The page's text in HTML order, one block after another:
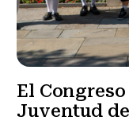
El
Juventud